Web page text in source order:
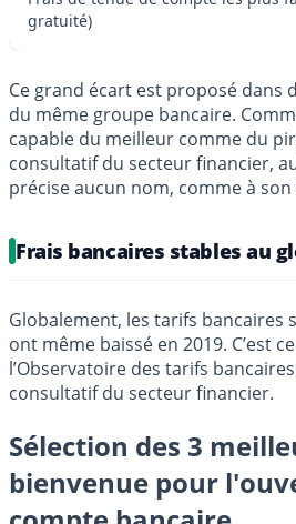
gratuité)
Ce grand écart est proposé dans
du même groupe bancaire.
capable du meilleur comme du
consultatif du secteur financier,
précise aucun nom, comme à
Frais bancaires stables au
Globalement, les tarifs bancaires
ont même baissé en 2019. C’est
l’Observatoire des tarifs
consultatif du secteur financier.
Sélection des 3
bienvenue pour